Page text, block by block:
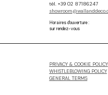
tél. +39 02 87186247
Horaires d'ouverture :
sur rendez-vous
PRIVACY & COOKIE POLICY
WHISTLEBLOWING POLICY
GENERAL TERMS